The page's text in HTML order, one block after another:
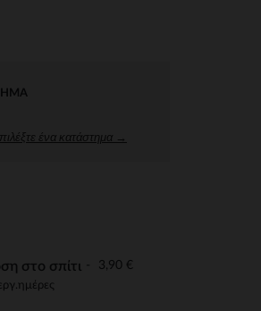
ένα κατάστημα →
στο σπίτι 3,90 €